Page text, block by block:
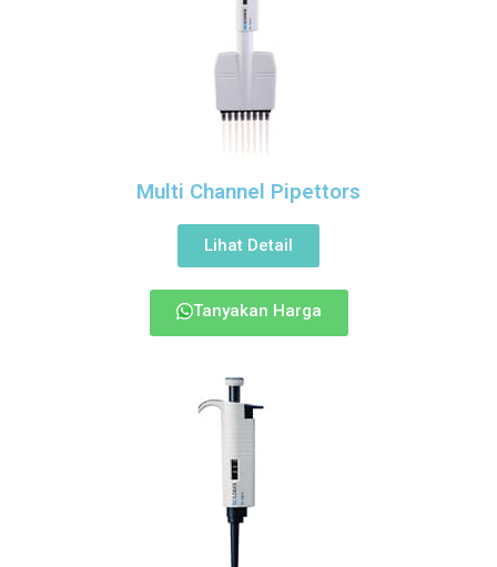
Multi Channel Pipettors
Lihat Detail
Tanyakan Harga